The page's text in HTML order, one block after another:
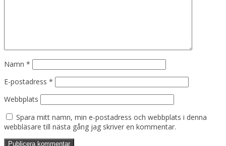
Namn *
E-postadress *
Webbplats
Spara mitt namn, min e-postadress och webbplats i denna
webbläsare till nästa gång jag skriver en kommentar.